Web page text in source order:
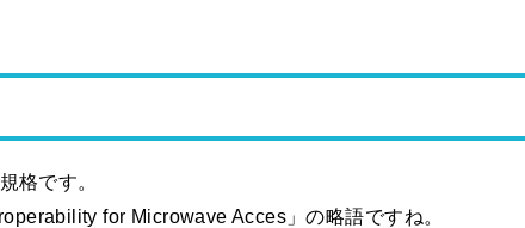
格です。
for Microwave Acces」の略語ですね。